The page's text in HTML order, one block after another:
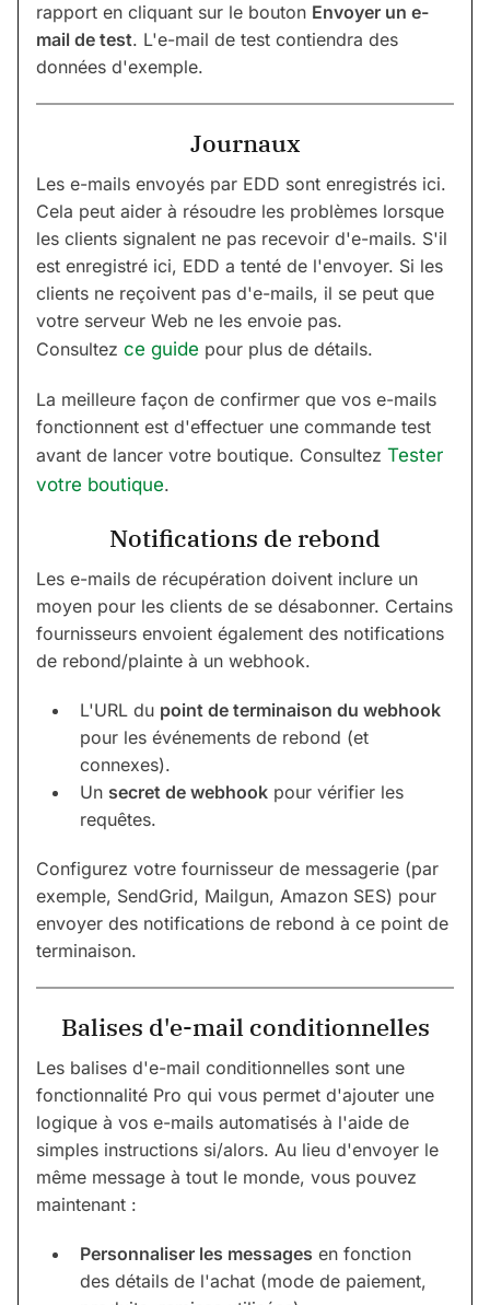
rapport en cliquant sur le bouton Envoyer un e-
mail de test. L'e-mail de test contiendra des
données d'exemple.
Journaux
Les e-mails envoyés par EDD sont enregistrés ici.
Cela peut aider à résoudre les problèmes lorsque
les clients signalent ne pas recevoir d'e-mails. S'il
est enregistré ici, EDD a tenté de l'envoyer. Si les
clients ne reçoivent pas d'e-mails, il se peut que
votre serveur Web ne les envoie pas.
Consultez ce guide pour plus de détails.
La meilleure façon de confirmer que vos e-mails
fonctionnent est d'effectuer une commande test
avant de lancer votre boutique. Consultez Tester
votre boutique.
Notifications de rebond
Les e-mails de récupération doivent inclure un
moyen pour les clients de se désabonner. Certains
fournisseurs envoient également des notifications
de rebond/plainte à un webhook.
L'URL du point de terminaison du webhook
pour les événements de rebond (et
connexes).
Un secret de webhook pour vérifier les
requêtes.
Configurez votre fournisseur de messagerie (par
exemple, SendGrid, Mailgun, Amazon SES) pour
envoyer des notifications de rebond à ce point de
terminaison.
Balises d'e-mail conditionnelles
Les balises d'e-mail conditionnelles sont une
fonctionnalité Pro qui vous permet d'ajouter une
logique à vos e-mails automatisés à l'aide de
simples instructions si/alors. Au lieu d'envoyer le
même message à tout le monde, vous pouvez
maintenant :
Personnaliser les messages en fonction
des détails de l'achat (mode de paiement,